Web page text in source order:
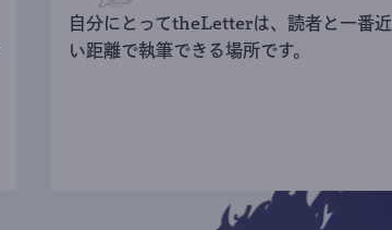
自分にとってtheLetterは、読者と一番近
い距離で執筆できる場所です。